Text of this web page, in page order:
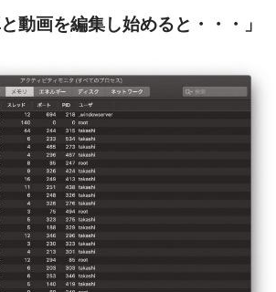
動画を編集し始めると・・・」